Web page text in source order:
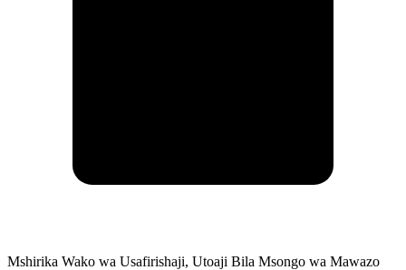
Mshirika Wako wa Usafirishaji, Utoaji Bila Msongo wa Mawazo